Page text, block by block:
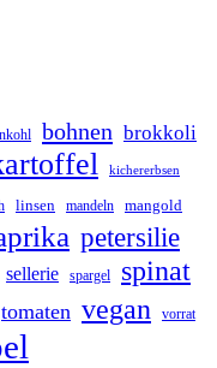
bohnen brokkoli
kichererbsen
linsen mandeln mangold
petersilie
sellerie spargel spinat
tomaten vegan vorrat